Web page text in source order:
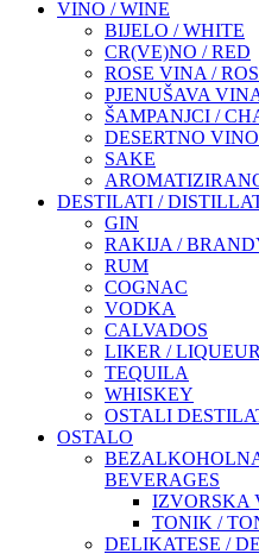
VINO / WINE
BIJELO / WHITE
CR(VE)NO / RED
ROSE VINA /
PJENUŠAVA
ŠAMPANJCI /
DESERTNO
SAKE
DESTILATI /
GIN
RAKIJA /
RUM
COGNAC
VODKA
CALVADOS
LIKER / LIQUEUR
TEQUILA
WHISKEY
OSTALI
OSTALO
BEVERAGES
IZVORSKA
TONIK /
DELIKATESE /